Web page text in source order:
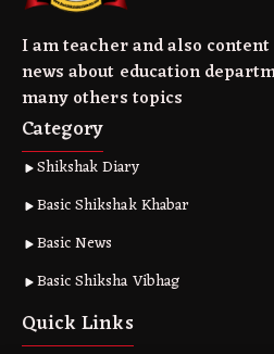
I am teacher and also
news about education
many others topics
Category
Shikshak Diary
Basic Shikshak Khabar
Basic News
Basic Shiksha Vibhag
Quick Links